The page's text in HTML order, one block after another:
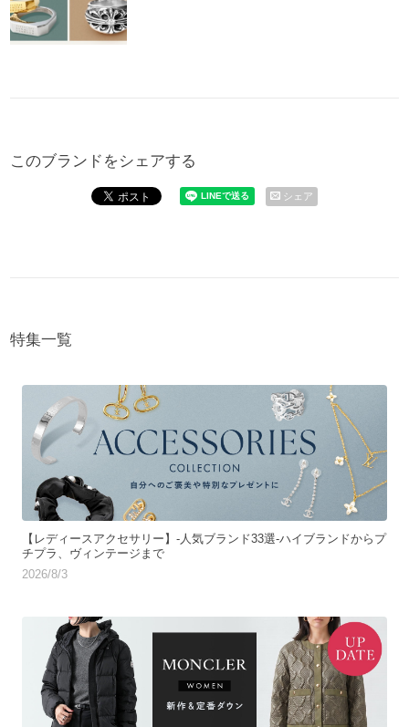
このブランドをシェアする
シェア
特集一覧
【レディースアクセサリー】-人気ブランド33選-ハイブランドからプ
チプラ、ヴィンテージまで
2026/8/3